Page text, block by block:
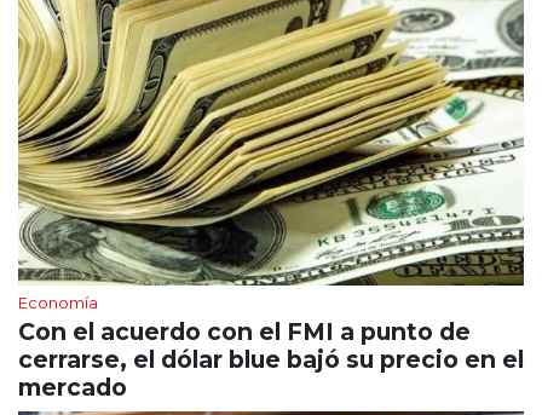
Economía
Con el acuerdo con el FMI a punto de
cerrarse, el dólar blue bajó su precio en el
mercado